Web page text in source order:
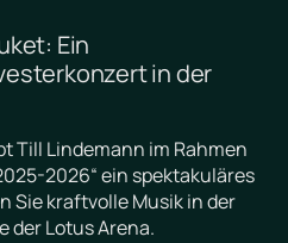
Ein
in der
Till Lindemann im Rahmen
2026“ ein spektakuläres
Sie kraftvolle Musik in der
der Lotus Arena.